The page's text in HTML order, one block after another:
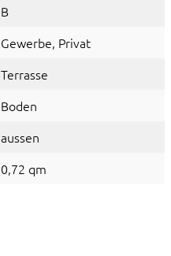
B
Gewerbe, Privat
Terrasse
Boden
aussen
0,72 qm